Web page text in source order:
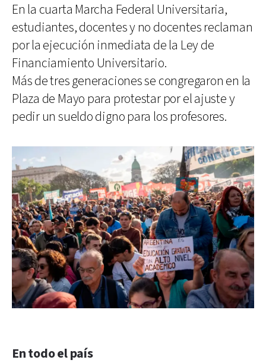
En la cuarta Marcha Federal Universitaria,
estudiantes, docentes y no docentes reclaman
por la ejecución inmediata de la Ley de
Financiamiento Universitario.
Más de tres generaciones se congregaron en la
Plaza de Mayo para protestar por el ajuste y
pedir un sueldo digno para los profesores.
En todo el país